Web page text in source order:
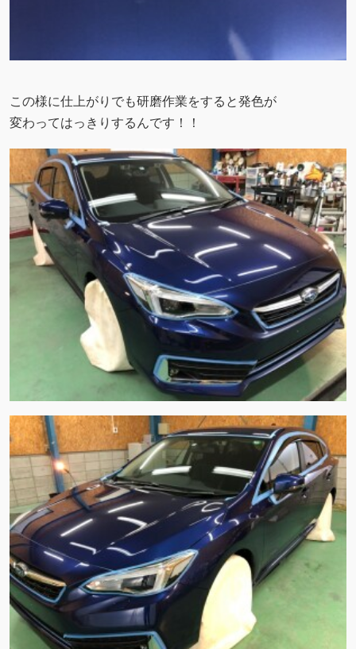
この様に仕上がりでも研磨作業をすると発色が
変わってはっきりするんです！！